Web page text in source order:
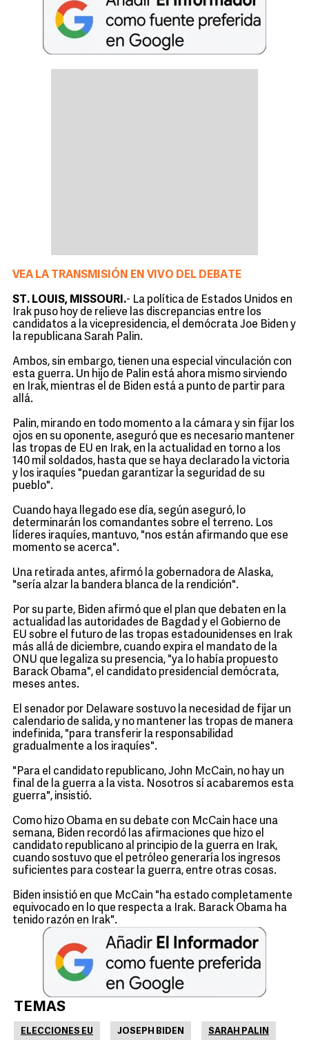
VEA LA TRANSMISIÓN EN VIVO DEL DEBATE
ST. LOUIS, MISSOURI.- La política de Estados Unidos en
Irak puso hoy de relieve las discrepancias entre los
candidatos a la vicepresidencia, el demócrata Joe Biden y
la republicana Sarah Palin.
Ambos, sin embargo, tienen una especial vinculación con
esta guerra. Un hijo de Palin está ahora mismo sirviendo
en Irak, mientras el de Biden está a punto de partir para
allá.
Palin, mirando en todo momento a la cámara y sin fijar los
ojos en su oponente, aseguró que es necesario mantener
las tropas de EU en Irak, en la actualidad en torno a los
140 mil soldados, hasta que se haya declarado la victoria
y los iraquíes "puedan garantizar la seguridad de su
pueblo".
Cuando haya llegado ese día, según aseguró, lo
determinarán los comandantes sobre el terreno. Los
líderes iraquíes, mantuvo, "nos están afirmando que ese
momento se acerca".
Una retirada antes, afirmó la gobernadora de Alaska,
"sería alzar la bandera blanca de la rendición".
Por su parte, Biden afirmó que el plan que debaten en la
actualidad las autoridades de Bagdad y el Gobierno de
EU sobre el futuro de las tropas estadounidenses en Irak
más allá de diciembre, cuando expira el mandato de la
ONU que legaliza su presencia, "ya lo había propuesto
Barack Obama", el candidato presidencial demócrata,
meses antes.
El senador por Delaware sostuvo la necesidad de fijar un
calendario de salida, y no mantener las tropas de manera
indefinida, "para transferir la responsabilidad
gradualmente a los iraquíes".
"Para el candidato republicano, John McCain, no hay un
final de la guerra a la vista. Nosotros sí acabaremos esta
guerra", insistió.
Como hizo Obama en su debate con McCain hace una
semana, Biden recordó las afirmaciones que hizo el
candidato republicano al principio de la guerra en Irak,
cuando sostuvo que el petróleo generaría los ingresos
suficientes para costear la guerra, entre otras cosas.
Biden insistió en que McCain "ha estado completamente
equivocado en lo que respecta a Irak. Barack Obama ha
tenido razón en Irak".
TEMAS
ELECCIONES EU JOSEPH BIDEN SARAH PALIN